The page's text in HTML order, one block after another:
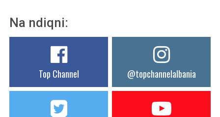
Na ndiqni:
Top Channel @topchannelalbania